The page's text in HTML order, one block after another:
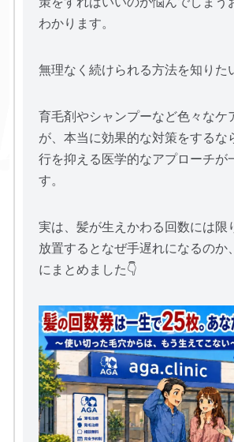
わかります。
無理なく続けられる方法を知りた
育毛剤やシャンプーなど色々なケ
が、本当に効果的な対策をするな
行を抑える医学的なアプローチが
す。
実は、髪が生えかわる回数には限
放置するとなぜ手遅れになるのか
にまとめました👇